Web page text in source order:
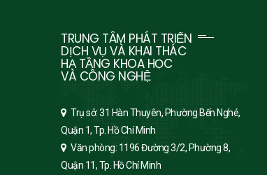
TRUNG TÂM PHÁT TRIỂN
DỊCH VỤ VÀ KHAI THÁC
HẠ TẦNG KHOA HỌC
VÀ CÔNG NGHỆ
Trụ sở: 31 Hàn Thuyên, Phường Bến Nghé,
Quận 1, Tp. Hồ Chí Minh
Văn phòng: 1196 Đường 3/2, Phường 8,
Quận 11, Tp. Hồ Chí Minh